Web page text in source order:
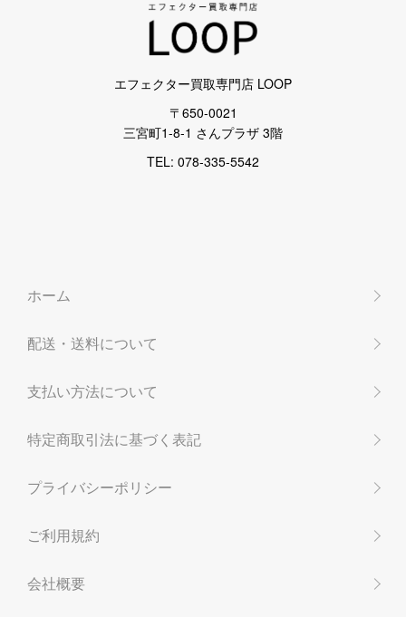
エフェクター買取専門店 LOOP
〒650-0021
三宮町1-8-1 さんプラザ 3階
TEL: 078-335-5542
ホーム
配送・送料について
支払い方法について
特定商取引法に基づく表記
プライバシーポリシー
ご利用規約
会社概要